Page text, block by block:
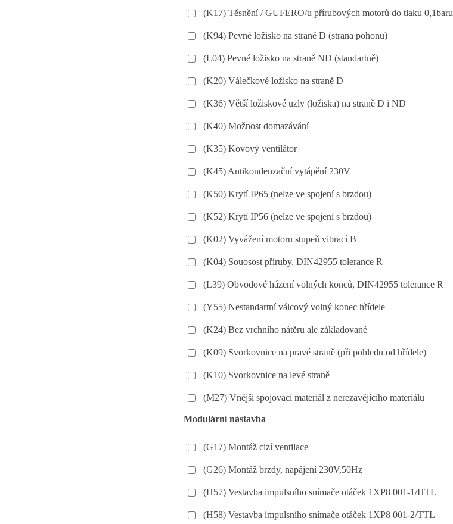
(K17) Těsnění / GUFERO/u přírubových motorů do tlaku 0,1baru
(K94) Pevné ložisko na straně D (strana pohonu)
(L04) Pevné ložisko na straně ND (standartně)
(K20) Válečkové ložisko na straně D
(K36) Větší ložiskové uzly (ložiska) na straně D i ND
(K40) Možnost domazávání
(K35) Kovový ventilátor
(K45) Antikondenzační vytápění 230V
(K50) Krytí IP65 (nelze ve spojení s brzdou)
(K52) Krytí IP56 (nelze ve spojení s brzdou)
(K02) Vyvážení motoru stupeň vibrací B
(K04) Souosost příruby, DIN42955 tolerance R
(L39) Obvodové házení volných konců, DIN42955 tolerance R
(Y55) Nestandartní válcový volný konec hřídele
(K24) Bez vrchního nátěru ale základované
(K09) Svorkovnice na pravé straně (při pohledu od hřídele)
(K10) Svorkovnice na levé straně
(M27) Vnější spojovací materiál z nerezavějícího materiálu
Modulární nástavba
(G17) Montáž cizí ventilace
(G26) Montáž brzdy, napájení 230V,50Hz
(H57) Vestavba impulsního snímače otáček 1XP8 001-1/HTL
(H58) Vestavba impulsního snímače otáček 1XP8 001-2/TTL